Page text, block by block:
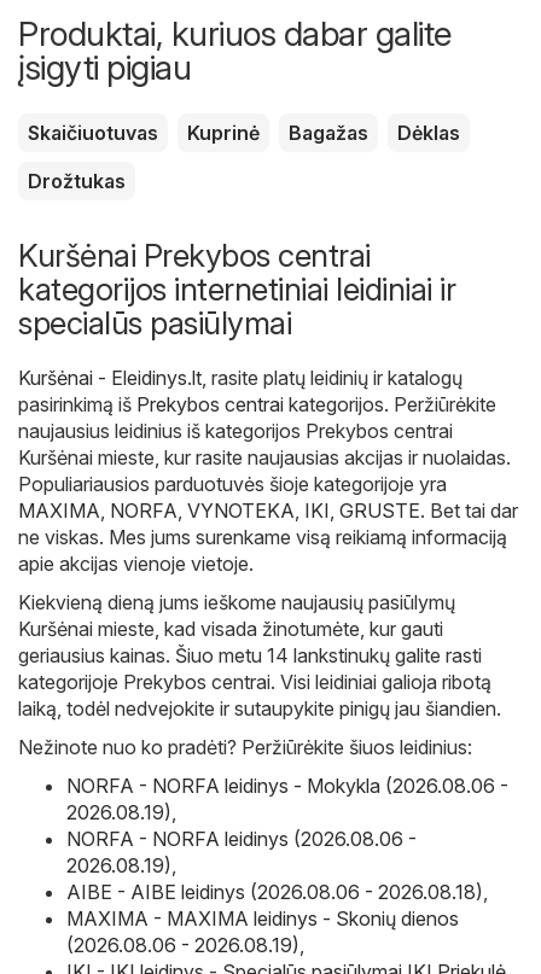
Produktai, kuriuos dabar galite
įsigyti pigiau
Skaičiuotuvas Kuprinė Bagažas
Dėklas
Drožtukas
Kuršėnai Prekybos centrai
kategorijos internetiniai leidiniai ir
specialūs pasiūlymai
Kuršėnai - Eleidinys.lt , rasite platų leidinių ir katalogų
pasirinkimą iš Prekybos centrai kategorijos. Peržiūrėkite
naujausius leidinius iš kategorijos Prekybos centrai
Kuršėnai mieste, kur rasite naujausias akcijas ir nuolaidas.
Populiariausios parduotuvės šioje kategorijoje yra
MAXIMA NORFA VYNOTEKA IKI GRUSTE. Bet tai dar
ne viskas. Mes jums surenkame visą reikiamą informaciją
apie akcijas vienoje vietoje.
Kiekvieną dieną jums ieškome naujausių pasiūlymų
Kuršėnai mieste, kad visada žinotumėte, kur gauti
geriausius kainas. Šiuo metu 14 lankstinukų galite rasti
kategorijoje Prekybos centrai. Visi leidiniai galioja ribotą
laiką, todėl nedvejokite ir sutaupykite pinigų jau šiandien.
Nežinote nuo ko pradėti? Peržiūrėkite šiuos leidinius:
NORFA - NORFA leidinys - Mokykla (2026.08.06 -
2026.08.19)
NORFA - NORFA leidinys (2026.08.06 -
2026.08.19)
AIBE - AIBE leidinys (2026.08.06 - 2026.08.18)
MAXIMA - MAXIMA leidinys - Skonių dienos
(2026.08.06 - 2026.08.19)